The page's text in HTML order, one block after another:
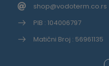
shop@vodoterm.co.rs
PIB : 104006797
Matični Broj : 56961135